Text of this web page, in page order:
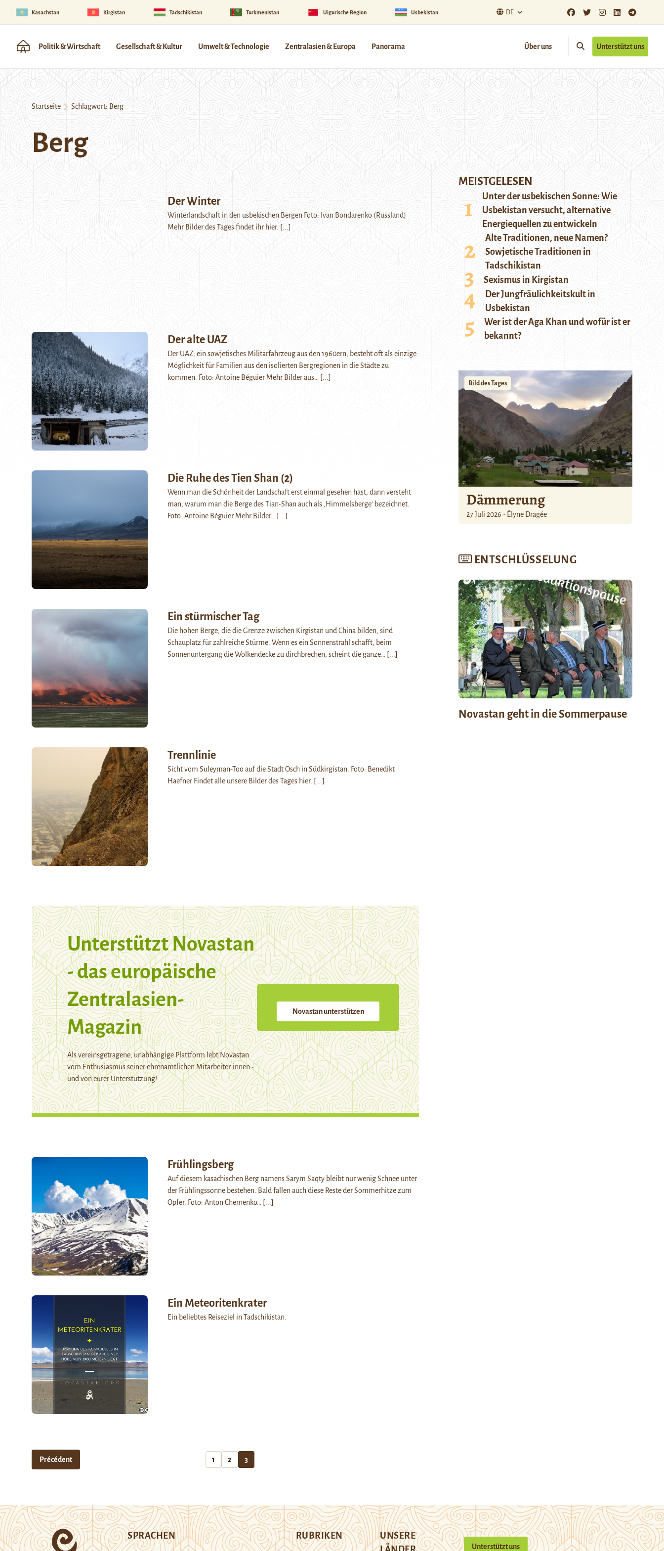
Kasachstan Kirgistan Tadschikistan Turkmenistan Uigurische Region Usbekistan DE
Politik & Wirtschaft Gesellschaft & Kultur Umwelt & Technologie Zentralasien & Europa Panorama Über uns Unterstützt uns
Startseite Schlagwort: Berg
Berg
Der Winter
Winterlandschaft in den usbekischen Bergen Foto: Ivan Bondarenko (Russland)
Mehr Bilder des Tages findet ihr hier. [...]
Der alte UAZ
Der UAZ, ein sowjetisches Militärfahrzeug aus den 1960ern, besteht oft als einzige
Möglichkeit für Familien aus den isolierten Bergregionen in die Städte zu
kommen. Foto: Antoine Béguier Mehr Bilder aus…
[...]
Die Ruhe des Tien Shan (2)
Wenn man die Schönheit der Landschaft erst einmal gesehen hast, dann versteht
man, warum man die Berge des Tian-Shan auch als ‚Himmelsberge‘ bezeichnet.
Foto: Antoine Béguier Mehr Bilder…
[...]
Ein stürmischer Tag
Die hohen Berge, die die Grenze zwischen Kirgistan und China bilden, sind
Schauplatz für zahlreiche Stürme. Wenn es ein Sonnenstrahl schafft, beim
Sonnenuntergang die Wolkendecke zu dirchbrechen, scheint die ganze…
[...]
Trennlinie
Sicht vom Suleyman-Too auf die Stadt Osch in Südkirgistan. Foto: Benedikt
Haefner Findet alle unsere Bilder des Tages hier. [...]
Unterstützt Novastan
- das europäische
Zentralasien-
Magazin
Als vereinsgetragene, unabhängige Plattform lebt Novastan
vom Enthusiasmus seiner ehrenamtlichen Mitarbeiter:innen -
und von eurer Unterstützung!
Novastan unterstützen
Frühlingsberg
Auf diesem kasachischen Berg namens Sarym Saqty bleibt nur wenig Schnee unter
der Frühlingssonne bestehen. Bald fallen auch diese Reste der Sommerhitze zum
Opfer. Foto: Anton Chernenko…
[...]
Ein Meteoritenkrater
Ein beliebtes Reiseziel in Tadschikistan.
Précédent 1 2 3
MEISTGELESEN
Unter der usbekischen Sonne: Wie
Usbekistan versucht, alternative
Energiequellen zu entwickeln
Alte Traditionen, neue Namen?
Sowjetische Traditionen in
Tadschikistan
Sexismus in Kirgistan
Der Jungfräulichkeitskult in
Usbekistan
Wer ist der Aga Khan und wofür ist er
bekannt?
Bild des Tages
Dämmerung
27 Juli 2026 - Élyne Dragée
ENTSCHLÜSSELUNG
Novastan geht in die Sommerpause
SPRACHEN RUBRIKEN
UNSERE
Unterstützt uns